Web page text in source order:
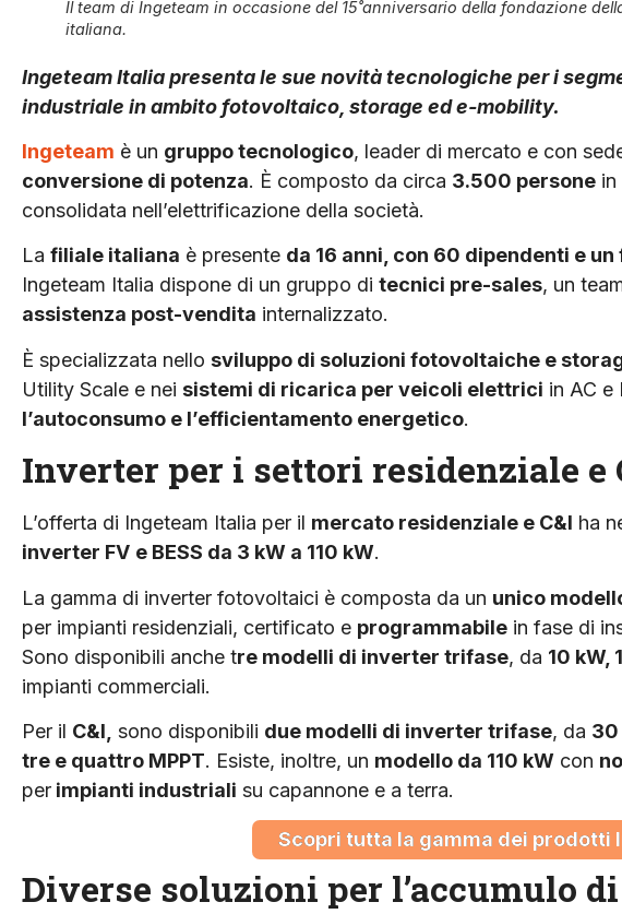
Il team di Ingeteam in occasione del 15˚anniversario della fondazione
italiana.
Ingeteam Italia presenta le sue novità tecnologiche per i
industriale in ambito fotovoltaico, storage ed e-mobility.
Ingeteam è un gruppo tecnologico, leader di mercato e con
conversione di potenza. È composto da circa 3.500 persone in
consolidata nell’elettrificazione della società.
La filiale italiana è presente da 16 anni, con 60 dipendenti e
Ingeteam Italia dispone di un gruppo di tecnici pre-sales, un
assistenza post-vendita internalizzato.
È specializzata nello sviluppo di soluzioni fotovoltaiche e
Utility Scale e nei sistemi di ricarica per veicoli elettrici in AC e
l’autoconsumo e l’efficientamento energetico.
Inverter per i settori residenziale e
L’offerta di Ingeteam Italia per il mercato residenziale e C&I ha
inverter FV e BESS da 3 kW a 110 kW.
La gamma di inverter fotovoltaici è composta da un unico
per impianti residenziali, certificato e programmabile in fase di
Sono disponibili anche tre modelli di inverter trifase, da 10 kW,
impianti commerciali.
Per il C&I, sono disponibili due modelli di inverter trifase, da 30
tre e quattro MPPT. Esiste, inoltre, un modello da 110 kW con
per impianti industriali su capannone e a terra.
Scopri tutta la gamma dei prodotti
Diverse soluzioni per l’accumulo